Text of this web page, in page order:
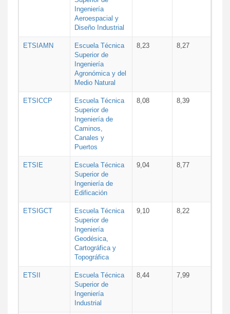
Ingeniería
Aeroespacial y
Diseño Industrial
ETSIAMN
Escuela Técnica
Superior de
Ingeniería
Agronómica y del
Medio Natural
8,23 8,27
ETSICCP
Escuela Técnica
Superior de
Ingeniería de
Caminos,
Canales y
Puertos
8,08 8,39
ETSIE
Escuela Técnica
Superior de
Ingeniería de
Edificación
9,04 8,77
ETSIGCT
Escuela Técnica
Superior de
Ingeniería
Geodésica,
Cartográfica y
Topográfica
9,10 8,22
ETSII
Escuela Técnica
Superior de
Ingeniería
Industrial
8,44 7,99